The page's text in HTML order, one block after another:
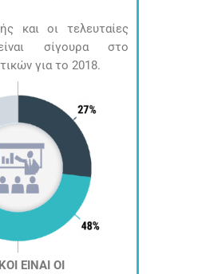
και οι τελευταίες
σίγουρα στο
για το 2018.
ΕΙΝΑΙ ΟΙ